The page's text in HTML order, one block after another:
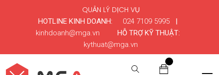
HOTLINE KINH DOANH: 024 7109 5995|
kinhdoanh@mga.vn
HỖ TRỢ KỸ THUẬT:
kythuat@mga.vn
QUẢN LÝ DỊCH VỤ